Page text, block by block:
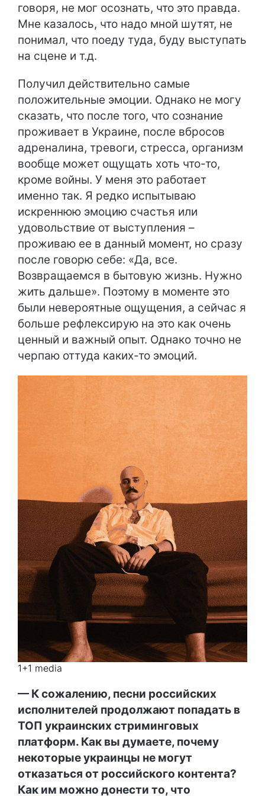
говоря, не мог осознать, что это правда.
Мне казалось, что надо мной шутят, не
понимал, что поеду туда, буду выступать
на сцене и т.д.
Получил действительно самые
положительные эмоции. Однако не могу
сказать, что после того, что сознание
проживает в Украине, после вбросов
адреналина, тревоги, стресса, организм
вообще может ощущать хоть что-то,
кроме войны. У меня это работает
именно так. Я редко испытываю
искреннюю эмоцию счастья или
удовольствие от выступления –
проживаю ее в данный момент, но сразу
после говорю себе: «Да, все.
Возвращаемся в бытовую жизнь. Нужно
жить дальше». Поэтому в моменте это
были невероятные ощущения, а сейчас я
больше рефлексирую на это как очень
ценный и важный опыт. Однако точно не
черпаю оттуда каких-то эмоций.
1+1 media
— К сожалению, песни российских
исполнителей продолжают попадать в
ТОП украинских стриминговых
платформ. Как вы думаете, почему
некоторые украинцы не могут
отказаться от российского контента?
Как им можно донести то, что